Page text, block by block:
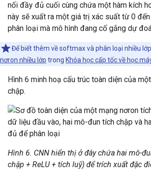
nối đầy đủ cuối cùng chứa một hàm kích
này sẽ xuất ra một giá trị xác suất từ 0
phân loại mà mô hình đang cố gắng dự
Để biết thêm về softmax và phân loại nhiều
nơron nhiều lớp trong Khóa học cấp tốc về học
Hình 6 minh hoạ cấu trúc toàn diện của
chập.
Hình 6. CNN hiển thị ở đây chứa hai mô-
chập + ReLU + tích luỹ) để trích xuất đặc